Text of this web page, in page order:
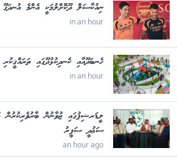
ނިއުކާސަލް ދޫކޮށްލުމަކީ އެންމެ
in an hour
ހެނބަދޫއާއި ކެނދިކުޅުދޫގައި
in an hour
ލީޑަރޝިޕުގައި ޒުވާނުން ބާރުވެރިކުރުން
ސަޢުދީ ސަފީރު
an hour ago